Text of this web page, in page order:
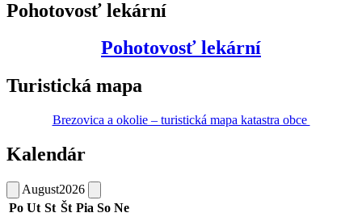
Pohotovosť lekární
Pohotovosť lekární
Turistická mapa
Brezovica a okolie – turistická mapa katastra obce
Kalendár
August2026
Po Ut St Št Pia So Ne